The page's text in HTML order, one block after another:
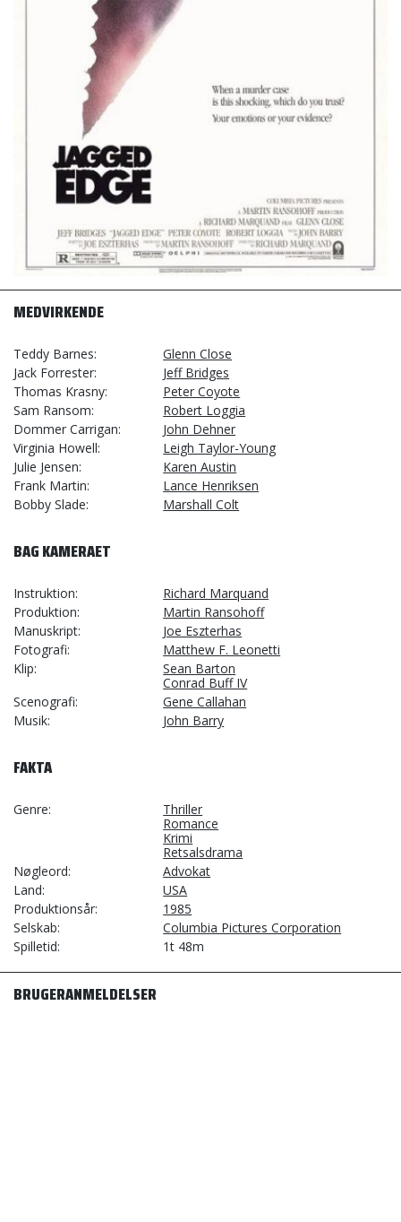
MEDVIRKENDE
Teddy Barnes
Glenn Close
Jack Forrester
Jeff Bridges
Thomas Krasny
Peter Coyote
Sam Ransom
Robert Loggia
Dommer Carrigan
John Dehner
Virginia Howell
Leigh Taylor-Young
Julie Jensen
Karen Austin
Frank Martin
Lance Henriksen
Bobby Slade
Marshall Colt
BAG KAMERAET
Instruktion
Richard Marquand
Produktion
Martin Ransohoff
Manuskript
Joe Eszterhas
Fotografi
Matthew F. Leonetti
Klip
Sean Barton
Conrad Buff IV
Scenografi
Gene Callahan
Musik
John Barry
FAKTA
Genre
Thriller
Romance
Krimi
Retsalsdrama
Nøgleord
Advokat
Land
USA
Produktionsår
1985
Selskab
Columbia Pictures Corporation
Spilletid
1t 48m
BRUGERANMELDELSER